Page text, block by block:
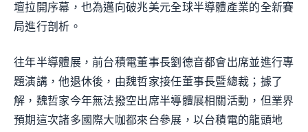
壇拉開序幕，也為邁向破兆美元全球半導體產業的全新賽
局進行剖析。
往年半導體展，前台積電董事長劉德音都會出席並進行專
題演講，他退休後，由魏哲家接任董事長暨總裁；據了
解，魏哲家今年無法撥空出席半導體展相關活動，但業界
預期這次諸多國際大咖都來台參展，以台積電的龍頭地